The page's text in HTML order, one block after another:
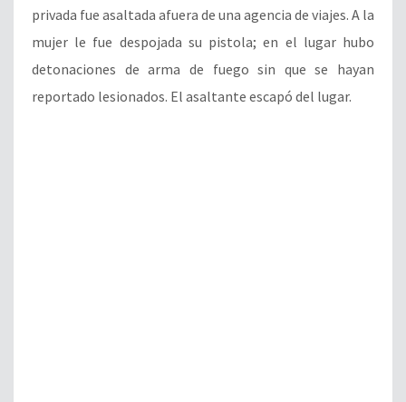
privada fue asaltada afuera de una agencia de viajes. A la
mujer le fue despojada su pistola; en el lugar hubo
detonaciones de arma de fuego sin que se hayan
reportado lesionados. El asaltante escapó del lugar.